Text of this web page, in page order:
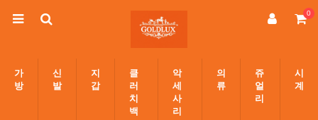
0
가
방
신
발
지
갑
클
러
치
백
악
세
사
리
의
류
쥬
얼
리
시
계